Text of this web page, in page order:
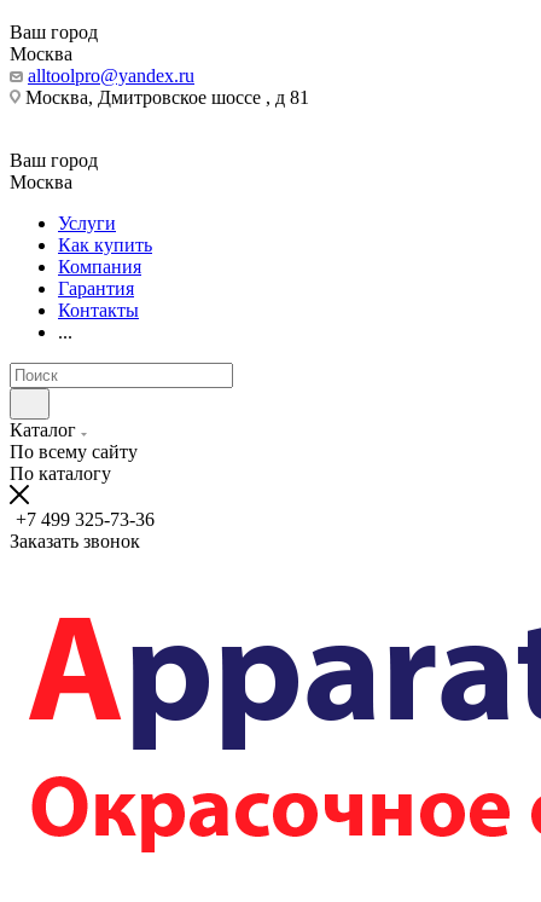
Ваш город
Москва
alltoolpro@yandex.ru
Москва, Дмитровское шоссе , д 81
Ваш город
Москва
Услуги
Как купить
Компания
Гарантия
Контакты
...
Каталог
По всему сайту
По каталогу
+7 499 325-73-36
Заказать звонок